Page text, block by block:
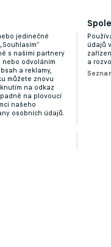
MS se nepodívá,
jedinečné
s našimi partnery
nebo odvoláním
a reklamy,
můžete znovu
na odkaz
na plovoucí
našeho
osobních údajů.
údajů
a